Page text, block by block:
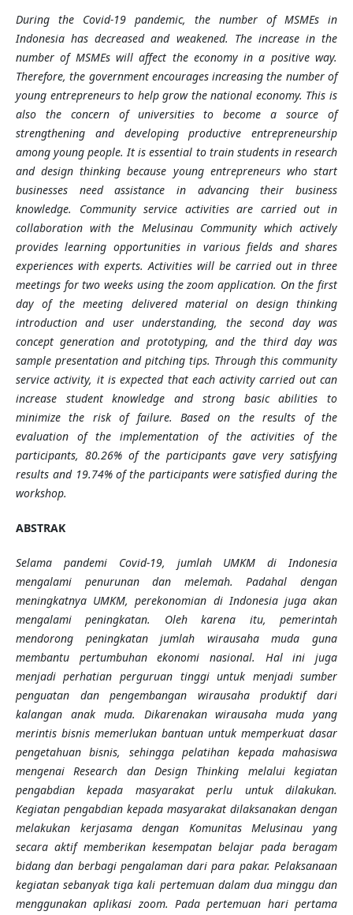
During the Covid-19 pandemic, the number of MSMEs in
Indonesia has decreased and weakened. The increase in the
number of MSMEs will affect the economy in a positive way.
Therefore, the government encourages increasing the number of
young entrepreneurs to help grow the national economy. This is
also the concern of universities to become a source of
strengthening and developing productive entrepreneurship
among young people. It is essential to train students in research
and design thinking because young entrepreneurs who start
businesses need assistance in advancing their business
knowledge. Community service activities are carried out in
collaboration with the Melusinau Community which actively
provides learning opportunities in various fields and shares
experiences with experts. Activities will be carried out in three
meetings for two weeks using the zoom application. On the first
day of the meeting delivered material on design thinking
introduction and user understanding, the second day was
concept generation and prototyping, and the third day was
sample presentation and pitching tips. Through this community
service activity, it is expected that each activity carried out can
increase student knowledge and strong basic abilities to
minimize the risk of failure. Based on the results of the
evaluation of the implementation of the activities of the
participants, 80.26% of the participants gave very satisfying
results and 19.74% of the participants were satisfied during the
workshop.
ABSTRAK
Selama pandemi Covid-19, jumlah UMKM di Indonesia
mengalami penurunan dan melemah. Padahal dengan
meningkatnya UMKM, perekonomian di Indonesia juga akan
mengalami peningkatan. Oleh karena itu, pemerintah
mendorong peningkatan jumlah wirausaha muda guna
membantu pertumbuhan ekonomi nasional. Hal ini juga
menjadi perhatian perguruan tinggi untuk menjadi sumber
penguatan dan pengembangan wirausaha produktif dari
kalangan anak muda. Dikarenakan wirausaha muda yang
merintis bisnis memerlukan bantuan untuk memperkuat dasar
pengetahuan bisnis, sehingga pelatihan kepada mahasiswa
mengenai Research dan Design Thinking melalui kegiatan
pengabdian kepada masyarakat perlu untuk dilakukan.
Kegiatan pengabdian kepada masyarakat dilaksanakan dengan
melakukan kerjasama dengan Komunitas Melusinau yang
secara aktif memberikan kesempatan belajar pada beragam
bidang dan berbagi pengalaman dari para pakar. Pelaksanaan
kegiatan sebanyak tiga kali pertemuan dalam dua minggudan
menggunakan aplikasi zoom. Pada pertemuan hari pertama